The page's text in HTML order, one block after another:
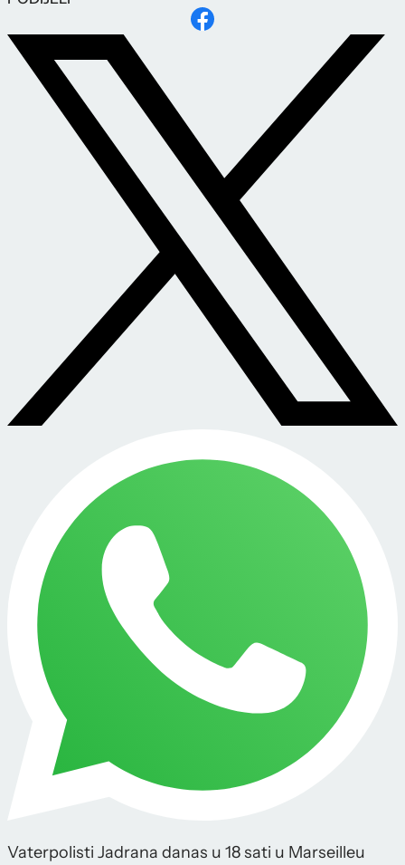
Vaterpolisti Jadrana danas u 18 sati u Marseilleu